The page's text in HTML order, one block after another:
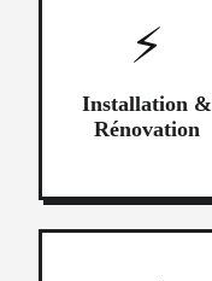
⚡
Installation &
Rénovation